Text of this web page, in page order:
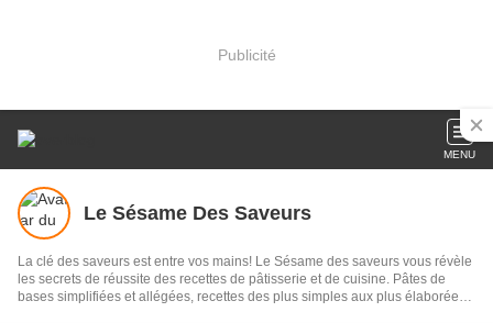
Publicité
MENU
Le Sésame Des Saveurs
La clé des saveurs est entre vos mains! Le Sésame des saveurs vous révèle
les secrets de réussite des recettes de pâtisserie et de cuisine. Pâtes de
bases simplifiées et allégées, recettes des plus simples aux plus élaborées,